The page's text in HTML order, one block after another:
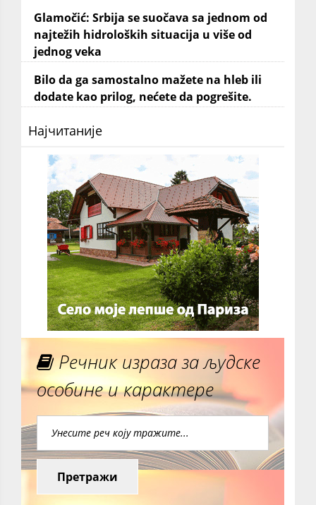
Glamočić: Srbija se suočava sa jednom od
najtežih hidroloških situacija u više od
jednog veka
Bilo da ga samostalno mažete na hleb ili
dodate kao prilog, nećete da pogrešite.
Најчитаније
Речник израза за људске
особине и карактере
Претражи